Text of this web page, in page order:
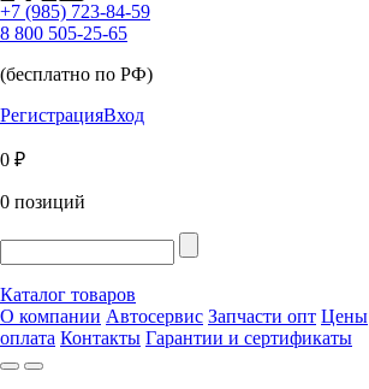
+7 (985) 723-84-59
8 800 505-25-65
(бесплатно по РФ)
РегистрацияВход
0 ₽
0 позиций
Каталог товаров
О компании Автосервис Запчасти опт Цены
оплата Контакты Гарантии и сертификаты